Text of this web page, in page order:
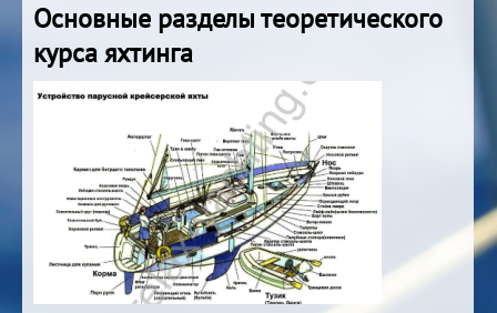
Основные разделы теоретического
курса яхтинга